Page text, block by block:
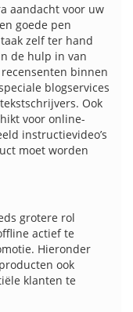
aandacht voor uw
goede pen
zelf ter hand
de hulp in van
binnen
blogservices
Ook
voor online-
instructievideo’s
moet worden
grotere rol
actief te
Hieronder
ook
klanten te